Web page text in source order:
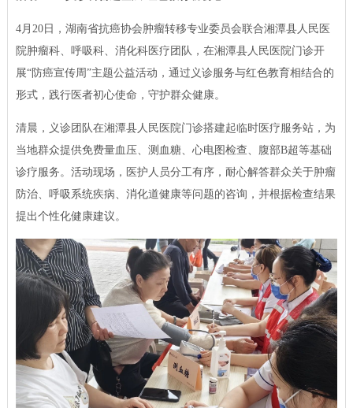
4月20日，湖南省抗癌协会肿瘤转移专业委员会联合湘潭县人民医
院肿瘤科、呼吸科、消化科医疗团队，在湘潭县人民医院门诊开
展“防癌宣传周”主题公益活动，通过义诊服务与红色教育相结合的
形式，践行医者初心使命，守护群众健康。
清晨，义诊团队在湘潭县人民医院门诊搭建起临时医疗服务站，为
当地群众提供免费量血压、测血糖、心电图检查、腹部B超等基础
诊疗服务。活动现场，医护人员分工有序，耐心解答群众关于肿瘤
防治、呼吸系统疾病、消化道健康等问题的咨询，并根据检查结果
提出个性化健康建议。